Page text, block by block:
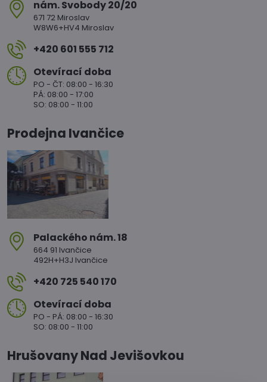
nám​. Svobody 20/20
671 72 Miroslav
W8W6+HV4 Miroslav
+420 601 555 712
Otevírací doba
PO - ČT: 08:00 - 16:30
PÁ: 08:00 - 17:00
SO: 08:00 - 11:00
Prodejna Ivančice
Palackého nám​. 18
664 91 Ivančice
492H+H3J Ivančice
+420 725 540 170
Otevírací doba
PO - PÁ: 08:00 - 16:30
SO: 08:00 - 11:00
Hrušovany Nad Jevišovkou